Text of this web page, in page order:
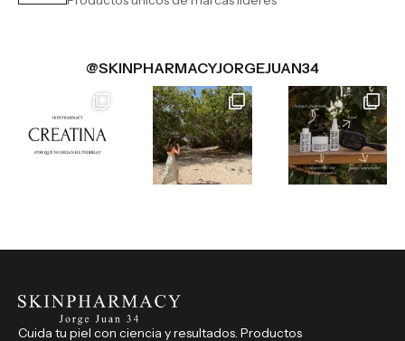
@SKINPHARMACYJORGEJUAN34
Cuida tu piel con ciencia y resultados. Productos